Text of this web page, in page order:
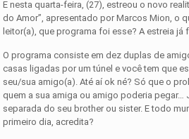
E nesta quarta-feira, (27), estreou o novo
do Amor”, apresentado por Marcos Mion, o
leitor(a), que programa foi esse? A estreia já
O programa consiste em dez duplas de
casas ligadas por um túnel e você tem que
seu/sua amigo(a). Até aí ok né? Só que o
quem a sua amiga ou amigo poderia pegar…
separada do seu brother ou sister. E todo
primeiro dia, acredita?